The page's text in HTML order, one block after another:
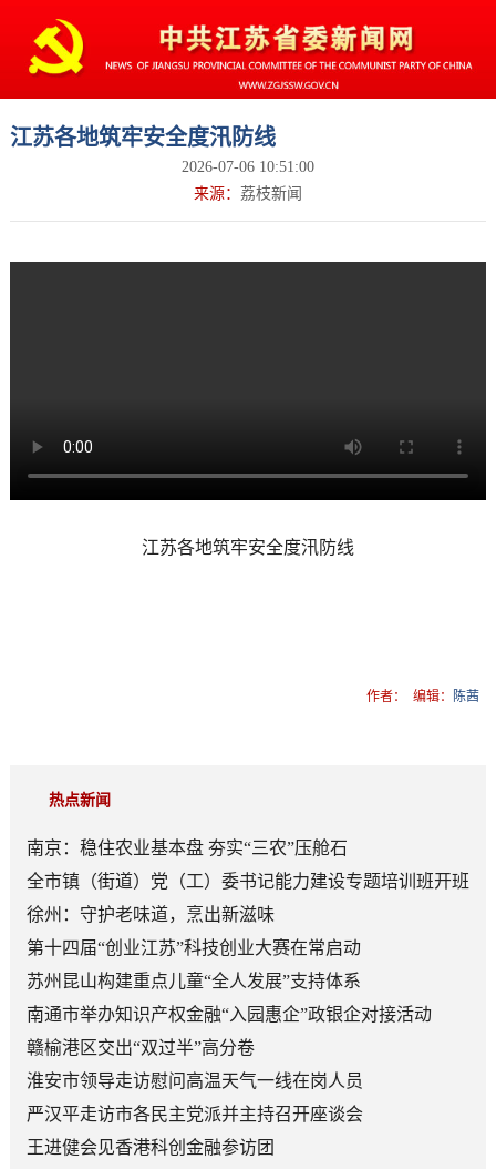
江苏各地筑牢安全度汛防线
2026-07-06 10:51:00
来源： 荔枝新闻
江苏各地筑牢安全度汛防线
作者： 编辑： 陈茜
热点新闻
南京：稳住农业基本盘 夯实“三农”压舱石
全市镇（街道）党（工）委书记能力建设专题培训班开班
徐州：守护老味道，烹出新滋味
第十四届“创业江苏”科技创业大赛在常启动
苏州昆山构建重点儿童“全人发展”支持体系
南通市举办知识产权金融“入园惠企”政银企对接活动
赣榆港区交出“双过半”高分卷
淮安市领导走访慰问高温天气一线在岗人员
严汉平走访市各民主党派并主持召开座谈会
王进健会见香港科创金融参访团